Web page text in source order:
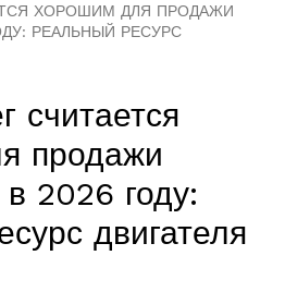
ХОРОШИМ ДЛЯ ПРОДАЖИ
РЕАЛЬНЫЙ РЕСУРС
считается
продажи
2026 году:
двигателя